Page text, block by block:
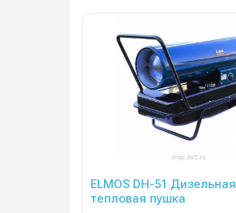
ELMOS DH-51 Дизельная
тепловая пушка